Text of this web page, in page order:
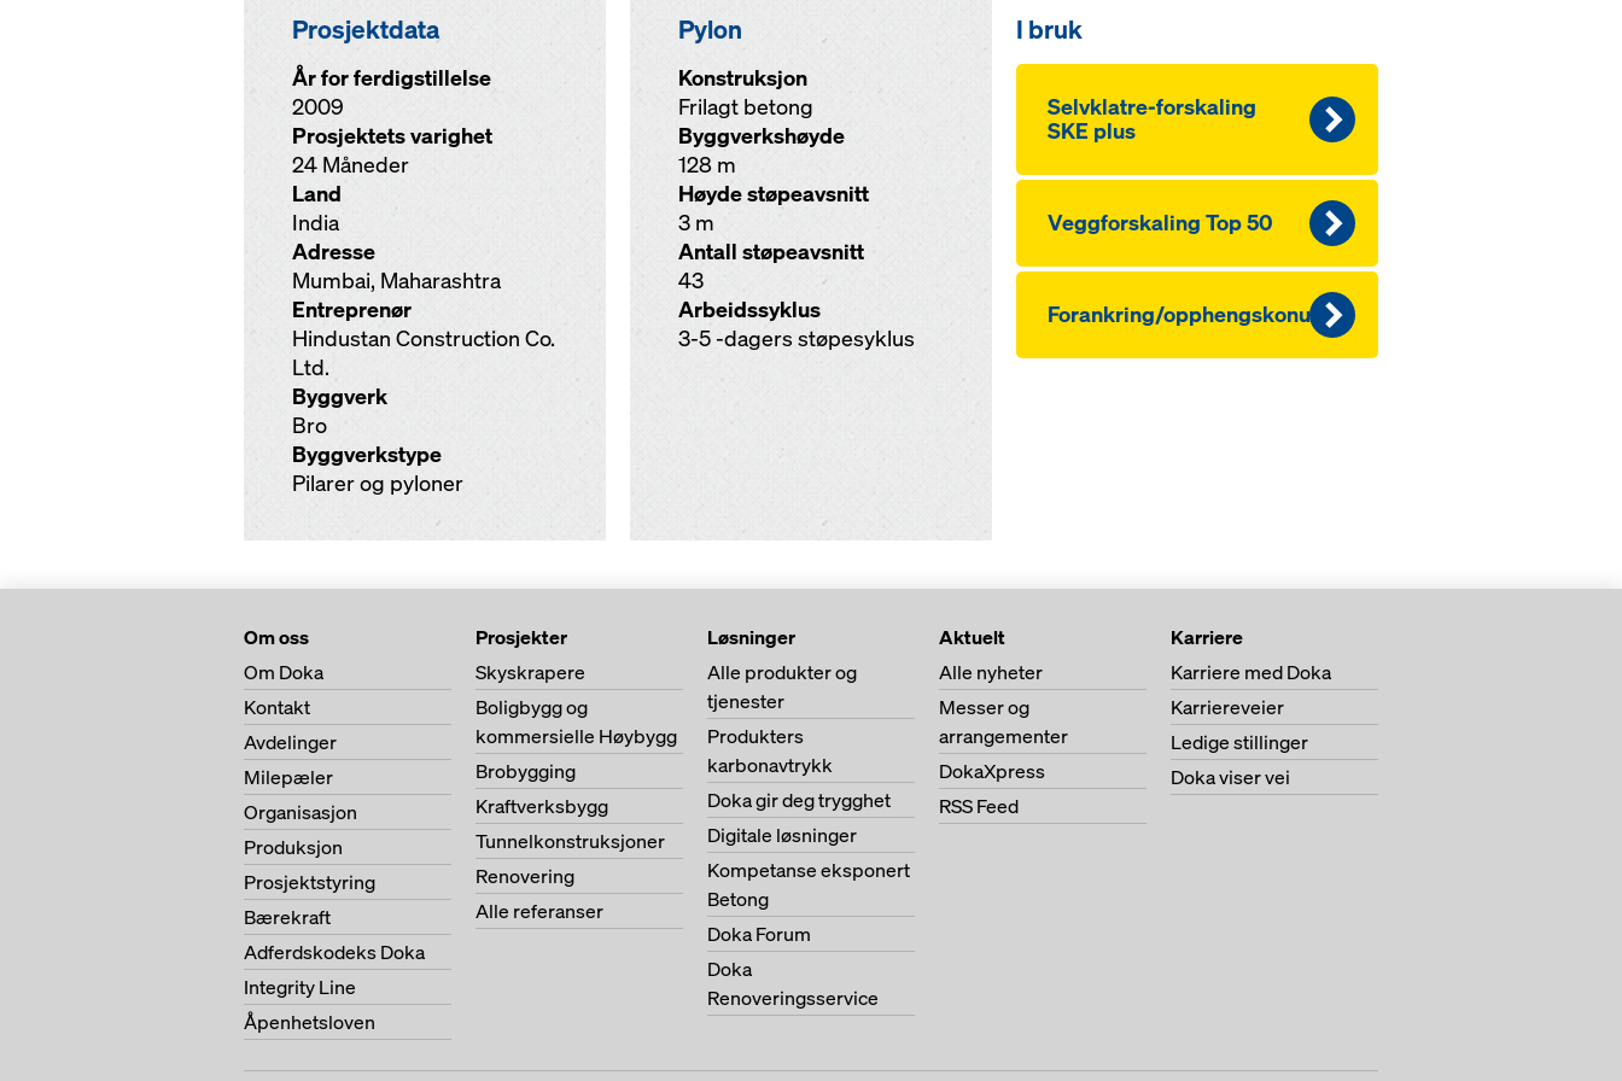
Prosjektdata
År for ferdigstillelse
2009
Prosjektets varighet
24 Måneder
Land
India
Adresse
Mumbai, Maharashtra
Entreprenør
Hindustan Construction Co.
Ltd.
Byggverk
Bro
Byggverkstype
Pilarer og pyloner
Pylon
Konstruksjon
Frilagt betong
Byggverkshøyde
128 m
Høyde støpeavsnitt
3 m
Antall støpeavsnitt
43
Arbeidssyklus
3-5 -dagers støpesyklus
I bruk
Selvklatre-forskaling
SKE plus
Veggforskaling Top 50
Forankring/opphengskonuser
Om oss
Om Doka
Kontakt
Avdelinger
Milepæler
Organisasjon
Produksjon
Prosjektstyring
Bærekraft
Adferdskodeks Doka
Integrity Line
Åpenhetsloven
Prosjekter
Skyskrapere
Boligbygg og
kommersielle Høybygg
Brobygging
Kraftverksbygg
Tunnelkonstruksjoner
Renovering
Alle referanser
Løsninger
Alle produkter og
tjenester
Produkters
karbonavtrykk
Doka gir deg trygghet
Digitale løsninger
Kompetanse eksponert
Betong
Doka Forum
Doka
Renoveringsservice
Aktuelt
Alle nyheter
Messer og
arrangementer
DokaXpress
RSS Feed
Karriere
Karriere med Doka
Karriereveier
Ledige stillinger
Doka viser vei